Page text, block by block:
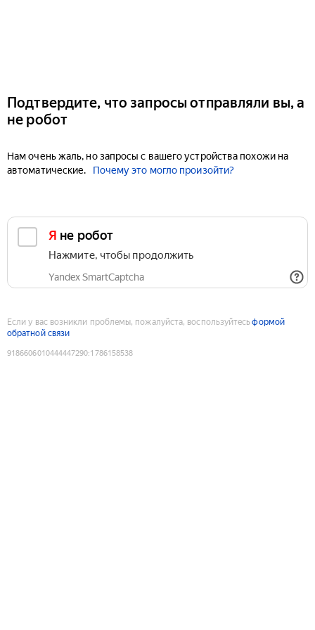
Подтвердите, что запросы отправляли вы, а
не робот
Нам очень жаль, но запросы с вашего устройства похожи на
автоматические.
Почему это могло произойти?
Я не робот
Нажмите, чтобы продолжить
Yandex SmartCaptcha
Если у вас возникли проблемы, пожалуйста, воспользуйтесьформой
обратной связи
9186606010444447290:1786158538